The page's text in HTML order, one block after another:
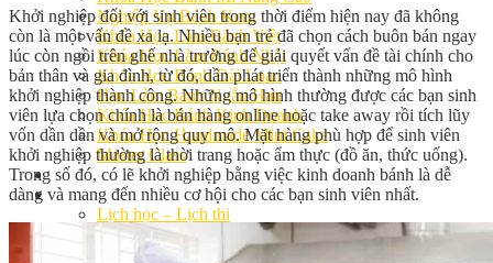
Nghiệp Vụ Bánh Kem
Khóa Học Làm Bánh Việt
Khóa Học Làm Bánh Nhật
Khóa Học Bánh Đài Loan
Học Làm Bánh Ngắn Hạn
Khóa Học Bánh Kinh Doanh
Khóa Học Handmade Mini Cake
Master Class
Chuyên Đề
Khai Giảng
Lịch học – Lịch thi
Đăng Ký Học
Khởi nghiệp đối với sinh viên trong thời điểm hiện nay đã không
còn là một vấn đề xa lạ. Nhiều bạn trẻ đã chọn cách buôn bán ngay
lúc còn ngồi trên ghế nhà trường để giải quyết vấn đề tài chính cho
bản thân và gia đình, từ đó, dần phát triển thành những mô hình
khởi nghiệp thành công. Những mô hình thường được các bạn sinh
viên lựa chọn chính là bán hàng online hoặc take away rồi tích lũy
vốn dần dần và mở rộng quy mô. Mặt hàng phù hợp để sinh viên
khởi nghiệp thường là thời trang hoặc ẩm thực (đồ ăn, thức uống).
Trong số đó, có lẽ khởi nghiệp bằng việc kinh doanh bánh là dễ
dàng và mang đến nhiều cơ hội cho các bạn sinh viên nhất.